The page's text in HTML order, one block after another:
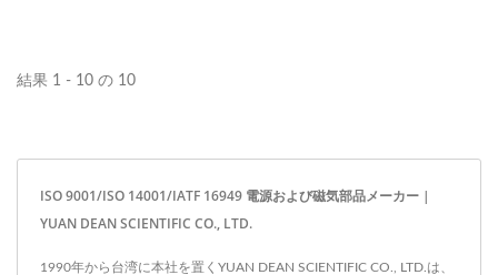
結果 1 - 10 の 10
ISO 9001/ISO 14001/IATF 16949 電源および磁気部品メーカー |
YUAN DEAN SCIENTIFIC CO., LTD.
1990年から台湾に本社を置くYUAN DEAN SCIENTIFIC CO., LTD.は、